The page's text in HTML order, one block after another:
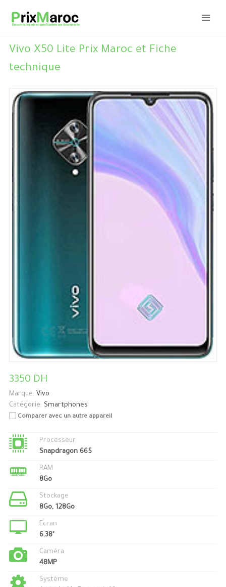
Vivo X50 Lite Prix Maroc et Fiche
technique
3350 DH
Marque: Vivo
Catégorie: Smartphones
Comparer avec un autre appareil
Processeur
Snapdragon 665
RAM
8Go
Stockage
8Go, 128Go
Ecran
6.38"
Caméra
48MP
Système